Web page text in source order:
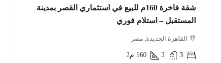
شقة فاخرة 160م للبيع في استثماري القصر بمدينة
المستقبل – استلام فوري
القاهرة الجديدة, مصر
3
2
160 م2